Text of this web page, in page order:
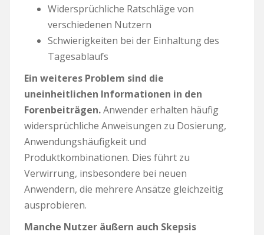
Widersprüchliche Ratschläge von
verschiedenen Nutzern
Schwierigkeiten bei der Einhaltung des
Tagesablaufs
Ein weiteres Problem sind die
uneinheitlichen Informationen in den
Forenbeiträgen.Anwender erhalten häufig
widersprüchliche Anweisungen zu Dosierung,
Anwendungshäufigkeit und
Produktkombinationen. Dies führt zu
Verwirrung, insbesondere bei neuen
Anwendern, die mehrere Ansätze gleichzeitig
ausprobieren.
Manche Nutzer äußern auch Skepsis